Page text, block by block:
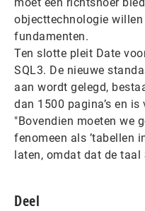
objecttechnologie
fundamenten.
Ten slotte pleit Date
SQL3. De nieuwe
aan wordt gelegd,
dan 1500 pagina’s en
"Bovendien moeten we
fenomeen als ’tabellen
laten, omdat dat de taal
Deel